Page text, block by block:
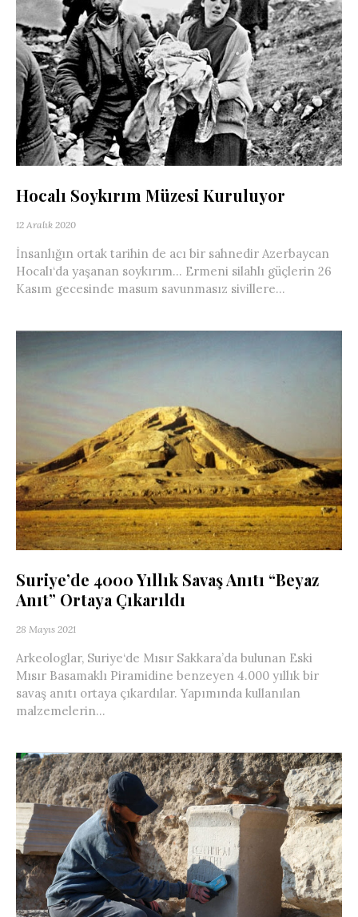
Hocalı Soykırım Müzesi Kuruluyor
12 Aralık 2020
İnsanlığın ortak tarihin de acı bir sahnedir Azerbaycan
Hocalı‘da yaşanan soykırım… Ermeni silahlı güçlerin 26
Kasım gecesinde masum savunmasız sivillere...
Suriye’de 4000 Yıllık Savaş Anıtı “Beyaz
Anıt” Ortaya Çıkarıldı
28 Mayıs 2021
Arkeologlar, Suriye‘de Mısır Sakkara’da bulunan Eski
Mısır Basamaklı Piramidine benzeyen 4.000 yıllık bir
savaş anıtı ortaya çıkardılar. Yapımında kullanılan
malzemelerin...